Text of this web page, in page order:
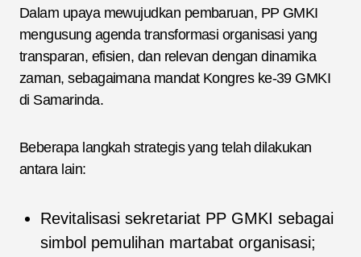
Dalam upaya mewujudkan pembaruan, PP GMKI
mengusung agenda transformasi organisasi yang
transparan, efisien, dan relevan dengan dinamika
zaman, sebagaimana mandat Kongres ke-39 GMKI
di Samarinda.
Beberapa langkah strategis yang telah dilakukan
antara lain:
Revitalisasi sekretariat PP GMKI sebagai
simbol pemulihan martabat organisasi;